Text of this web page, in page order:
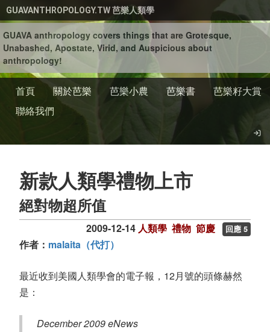
移至主內容
GUAVANTHROPOLOGY.TW 芭樂人類學
GUAVA anthropology covers things that are Grotesque,
Unabashed, Apostate, Virid, and Auspicious about
anthropology!
首頁 關於芭樂 芭樂小農 芭樂書
芭樂籽大賞
聯絡我們
新款人類學禮物上市
絕對物超所值
2009-12-14 人類學 禮物 節慶 回應 5
作者： malaita（代打）
最近收到美國人類學會的電子報，12月號的頭條赫然
是：
December 2009 eNews